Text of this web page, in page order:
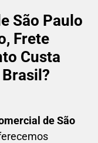
São Paulo
Frete
Custa
de São